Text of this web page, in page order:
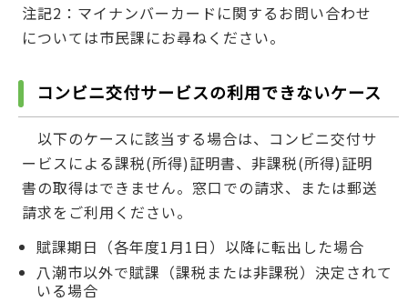
注記2：マイナンバーカードに関するお問い合わせ
については市民課にお尋ねください。
コンビニ交付サービスの利用できないケース
以下のケースに該当する場合は、コンビニ交付サ
ービスによる課税(所得)証明書、非課税(所得)証明
書の取得はできません。窓口での請求、または郵送
請求をご利用ください。
賦課期日（各年度1月1日）以降に転出した場合
八潮市以外で賦課（課税または非課税）決定されて
いる場合